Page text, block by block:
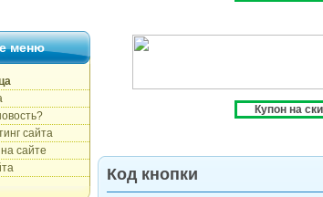
меню
сайта
сайте
Купон на
Код кнопки